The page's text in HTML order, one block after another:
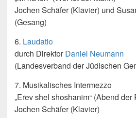
Jochen Schäfer (Klavier) und
(Gesang)
6. Laudatio
durch DirektorDaniel Neumann
(Landesverband der Jüdischen
7. Musikalisches Intermezzo
„Erev shel shoshanim“ (Abend der
Jochen Schäfer (Klavier)